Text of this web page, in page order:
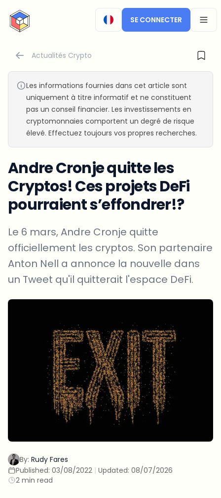
CryptoTicker
SE CONNECTER
Actualités Crypto
Les informations fournies dans cet article sont
uniquement à titre informatif et ne constituent
pas un conseil financier. Les investissements en
cryptomonnaies comportent un degré de risque
élevé. Effectuez toujours vos propres recherches.
Andre Cronje quitte les
Cryptos! Ces projets DeFi
pourraient s’effondrer!?
Le 6 mars, Andre Cronje quitte
officiellement les cryptos. Son partenaire
Anton Nell a annonce la nouvelle dans
un Tweet qu'il quitterait l'espace DeFi.
By: Rudy Fares
Published: 03/08/2022 | Updated: 08/07/2026
2 min read